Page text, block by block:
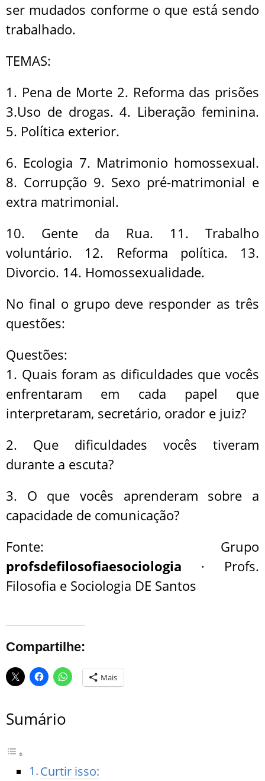
ser mudados conforme o que está sendo
trabalhado.
TEMAS:
1. Pena de Morte 2. Reforma das prisões
3.Uso de drogas. 4. Liberação feminina.
5. Política exterior.
6. Ecologia 7. Matrimonio homossexual.
8. Corrupção 9. Sexo pré-matrimonial e
extra matrimonial.
10. Gente da Rua. 11. Trabalho
voluntário. 12. Reforma política. 13.
Divorcio. 14. Homossexualidade.
No final o grupo deve responder as três
questões:
Questões:
1. Quais foram as dificuldades que vocês
enfrentaram em cada papel que
interpretaram, secretário, orador e juiz?
2. Que dificuldades vocês tiveram
durante a escuta?
3. O que vocês aprenderam sobre a
capacidade de comunicação?
Fonte: Grupo
profsdefilosofiaesociologia · Profs.
Filosofia e Sociologia DE Santos
Compartilhe:
Mais
Sumário
Curtir isso: